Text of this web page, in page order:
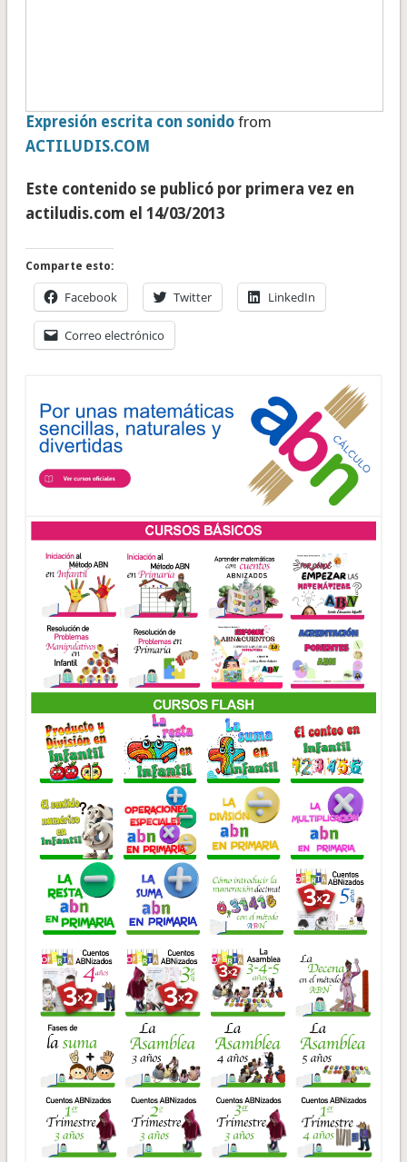
Expresión escrita con sonido from
ACTILUDIS.COM
Este contenido se publicó por primera vez en
actiludis.com el 14/03/2013
Comparte esto:
Facebook Twitter LinkedIn
Correo electrónico